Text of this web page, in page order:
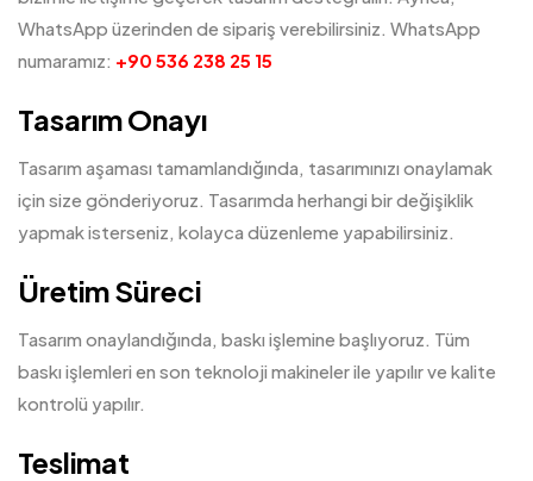
WhatsApp üzerinden de sipariş verebilirsiniz. WhatsApp
numaramız: +90 536 238 25 15
Tasarım Onayı
Tasarım aşaması tamamlandığında, tasarımınızı onaylamak
için size gönderiyoruz. Tasarımda herhangi bir değişiklik
yapmak isterseniz, kolayca düzenleme yapabilirsiniz.
Üretim Süreci
Tasarım onaylandığında, baskı işlemine başlıyoruz. Tüm
baskı işlemleri en son teknoloji makineler ile yapılır ve kalite
kontrolü yapılır.
Teslimat